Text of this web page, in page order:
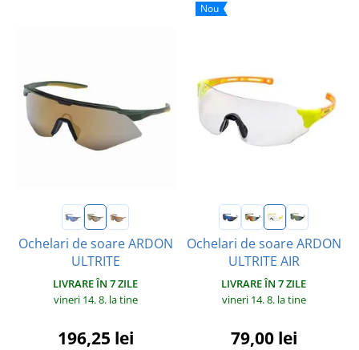
Ochelari de soare ARDON
ULTRITE
LIVRARE ÎN 7 ZILE
vineri 14. 8. la tine
196,25 lei
Nou
Ochelari de soare ARDON
ULTRITE AIR
LIVRARE ÎN 7 ZILE
vineri 14. 8. la tine
79,00 lei